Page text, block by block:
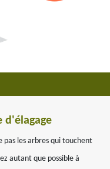
d'élagage
pas les arbres qui touchent
autant que possible à